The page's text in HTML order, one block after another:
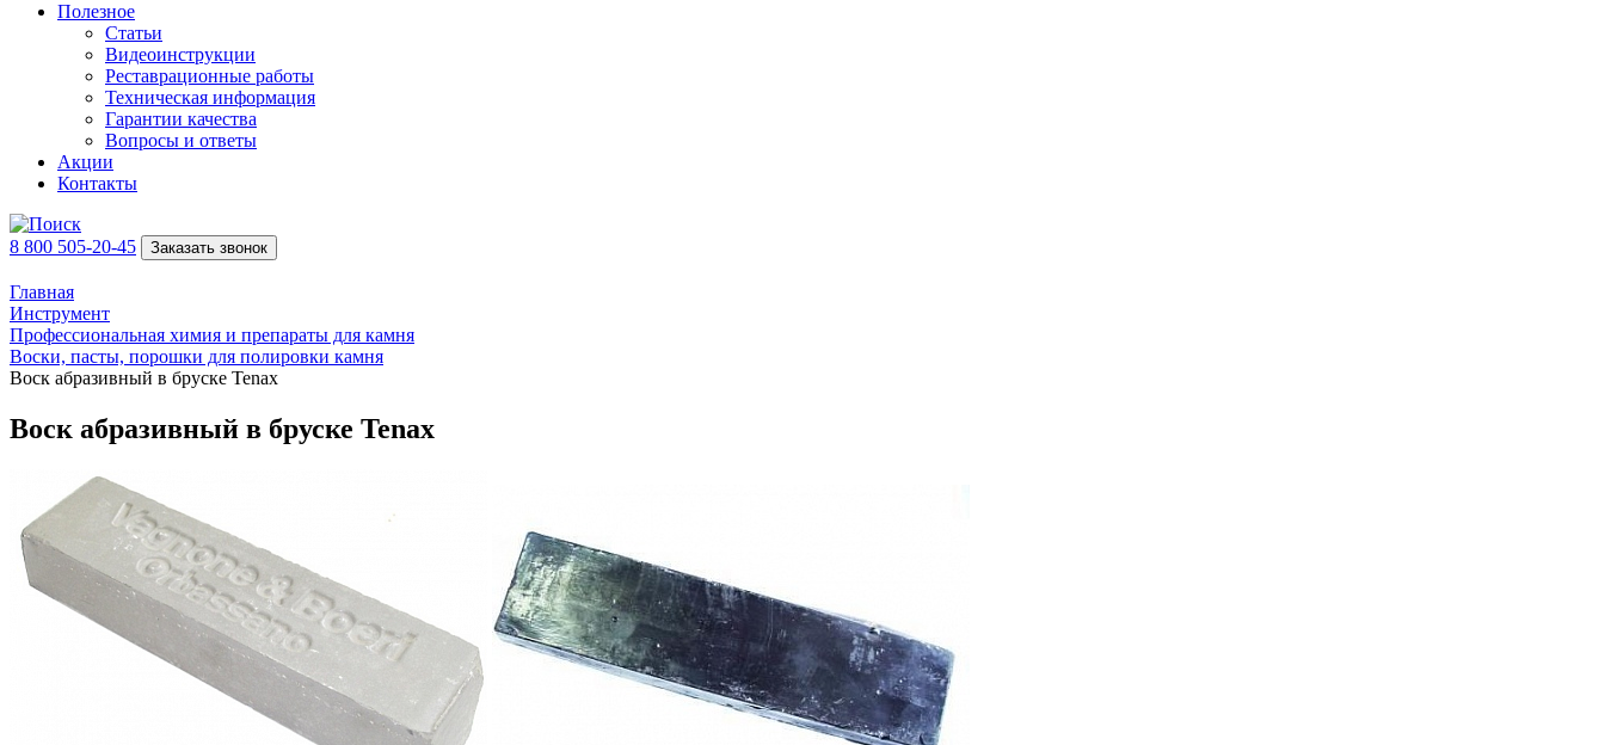
Полезное
Статьи
Видеоинструкции
Реставрационные работы
Техническая информация
Гарантии качества
Вопросы и ответы
Акции
Контакты
8 800 505-20-45 Заказать звонок
Главная
Инструмент
Профессиональная химия и препараты для камня
Воски, пасты, порошки для полировки камня
Воск абразивный в бруске Tenax
Воск абразивный в бруске Tenax